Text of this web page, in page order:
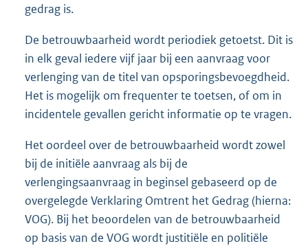
gedrag is.
De betrouwbaarheid wordt periodiek getoetst. Dit is
in elk geval iedere vijf jaar bij een aanvraag voor
verlenging van de titel van opsporingsbevoegdheid.
Het is mogelijk om frequenter te toetsen, of om in
incidentele gevallen gericht informatie op te vragen.
Het oordeel over de betrouwbaarheid wordt zowel
bij de initiële aanvraag als bij de
verlengingsaanvraag in beginsel gebaseerd op de
overgelegde Verklaring Omtrent het Gedrag (hierna:
VOG). Bij het beoordelen van de betrouwbaarheid
op basis van de VOG wordt justitiële en politiële